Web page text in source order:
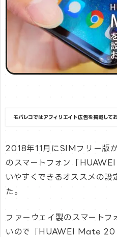
モバレコではアフィリエイト広告を掲載してお
2018年11月にSIMフリー版
のスマートフォン「
いやすくできるオススメの設
た。
ファーウェイ製のスマート
いので「HUAWEI Mate 20